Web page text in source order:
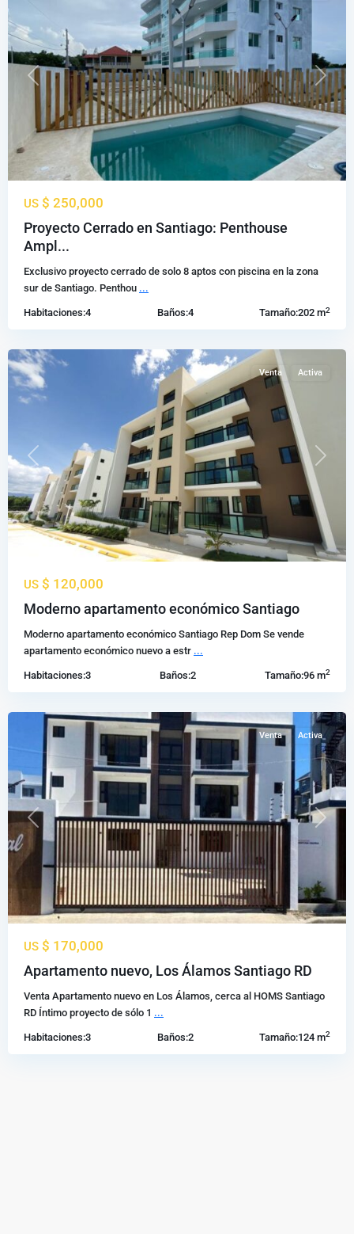
Previous Next
US $ 250,000
Proyecto Cerrado en Santiago: Penthouse
Ampl...
Exclusivo proyecto cerrado de solo 8 aptos con piscina en la zona
sur de Santiago. Penthou ...
Habitaciones:4 Baños:4 Tamaño:202 m2
La
los
Previous Next
Venta Activa
US $ 120,000
Moderno apartamento económico Santiago
Moderno apartamento económico Santiago Rep Dom Se vende
apartamento económico nuevo a estr ...
Habitaciones:3 Baños:2 Tamaño:96 m2
Los
de
los
Previous Next
Venta Activa
US $ 170,000
Apartamento nuevo, Los Álamos Santiago RD
Venta Apartamento nuevo en Los Álamos, cerca al HOMS Santiago
RD Íntimo proyecto de sólo 1 ...
Habitaciones:3 Baños:2 Tamaño:124 m2